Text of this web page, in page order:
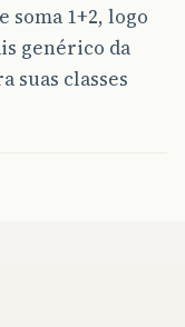
soma 1+2, logo
genérico da
suas classes